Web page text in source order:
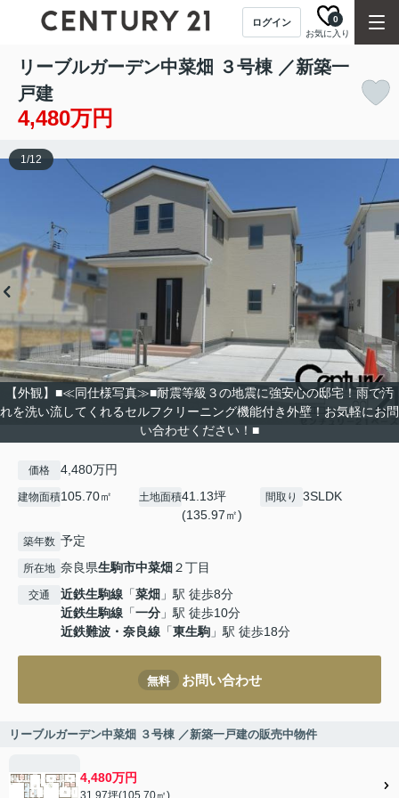
ログイン
お気に入り
0
リーブルガーデン中菜畑 ３号棟 ／新築一
戸建
4,480万円
【外観】■≪同仕様写真≫■耐震等級３の地震に強安心の邸宅！雨で汚
れを洗い流してくれるセルフクリーニング機能付き外壁！お気軽にお問
い合わせください！■
1/12
価格 4,480万円
建物面積105.70㎡ 土地面積41.13坪
(135.97㎡)
間取り 3SLDK
築年数 予定
所在地 奈良県生駒市中菜畑 ２丁目
交通 近鉄生駒線 「菜畑 」駅 徒歩8分
近鉄生駒線 「一分 」駅 徒歩10分
近鉄難波・奈良線 「東生駒 」駅 徒歩18分
無料 お問い合わせ
リーブルガーデン中菜畑 ３号棟 ／新築一戸建の販売中物件
4,480万円
31.97坪(105.70㎡)